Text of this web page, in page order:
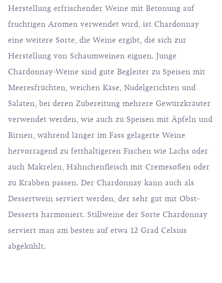
Herstellung erfrischender Weine mit Betonung auf
fruchtigen Aromen verwendet wird, ist Chardonnay
eine weitere Sorte, die Weine ergibt, die sich zur
Herstellung von Schaumweinen eignen. Junge
Chardonnay-Weine sind gute Begleiter zu Speisen mit
Meeresfrüchten, weichen Käse, Nudelgerichten und
Salaten, bei deren Zubereitung mehrere Gewürzkräuter
verwendet werden, wie auch zu Speisen mit Äpfeln und
Birnen, während länger im Fass gelagerte Weine
hervorragend zu fetthaltigeren Fischen wie Lachs oder
auch Makrelen, Hähnchenfleisch mit Cremesoßen oder
zu Krabben passen. Der Chardonnay kann auch als
Dessertwein serviert werden, der sehr gut mit Obst-
Desserts harmoniert. Stillweine der Sorte Chardonnay
serviert man am besten auf etwa 12 Grad Celsius
abgekühlt.